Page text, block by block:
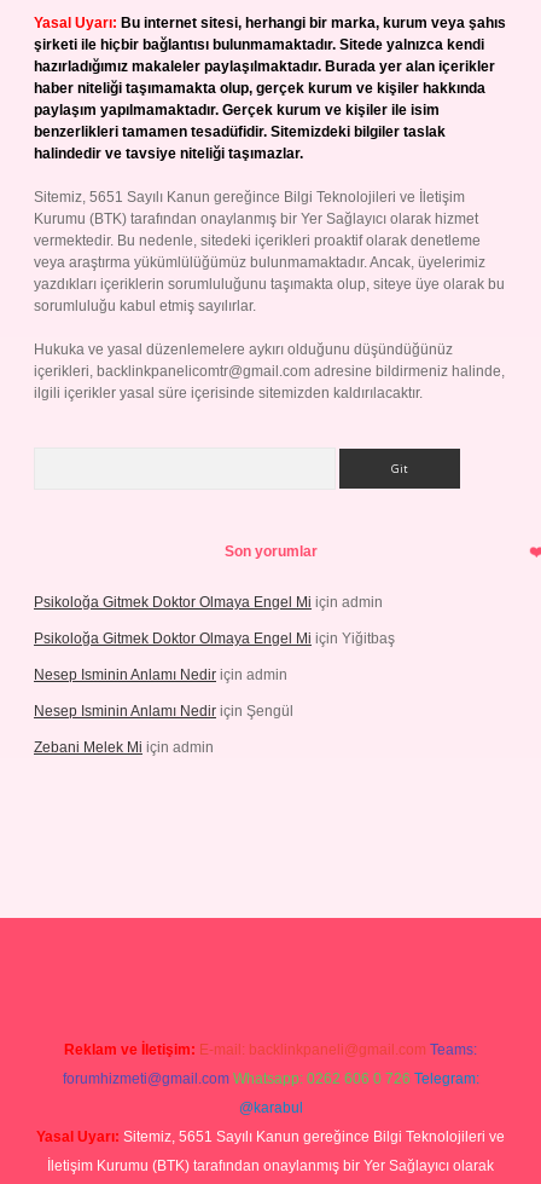
Yasal Uyarı: Bu internet sitesi, herhangi bir marka, kurum veya şahıs
şirketi ile hiçbir bağlantısı bulunmamaktadır. Sitede yalnızca kendi
hazırladığımız makaleler paylaşılmaktadır. Burada yer alan içerikler
haber niteliği taşımamakta olup, gerçek kurum ve kişiler hakkında
paylaşım yapılmamaktadır. Gerçek kurum ve kişiler ile isim
benzerlikleri tamamen tesadüfidir. Sitemizdeki bilgiler taslak
halindedir ve tavsiye niteliği taşımazlar.
Sitemiz, 5651 Sayılı Kanun gereğince Bilgi Teknolojileri ve İletişim
Kurumu (BTK) tarafından onaylanmış bir Yer Sağlayıcı olarak hizmet
vermektedir. Bu nedenle, sitedeki içerikleri proaktif olarak denetleme
veya araştırma yükümlülüğümüz bulunmamaktadır. Ancak, üyelerimiz
yazdıkları içeriklerin sorumluluğunu taşımakta olup, siteye üye olarak bu
sorumluluğu kabul etmiş sayılırlar.
Hukuka ve yasal düzenlemelere aykırı olduğunu düşündüğünüz
içerikleri, backlinkpanelicomtr@gmail.com adresine bildirmeniz halinde,
ilgili içerikler yasal süre içerisinde sitemizden kaldırılacaktır.
Son yorumlar
Psikoloğa Gitmek Doktor Olmaya Engel Mi için admin
Psikoloğa Gitmek Doktor Olmaya Engel Mi için Yiğitbaş
Nesep Isminin Anlamı Nedir için admin
Nesep Isminin Anlamı Nedir için Şengül
Zebani Melek Mi için admin
Reklam ve İletişim: E-mail: backlinkpaneli@gmail.com Teams:
forumhizmeti@gmail.com Whatsapp: 0262 606 0 726 Telegram:
@karabul
Yasal Uyarı: Sitemiz, 5651 Sayılı Kanun gereğince Bilgi Teknolojileri ve
İletişim Kurumu (BTK) tarafından onaylanmış bir Yer Sağlayıcı olarak